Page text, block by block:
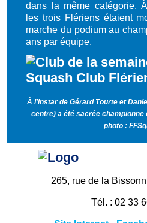
dans la même catégorie.
les trois Flériens étaient
marche du podium au
ans par équipe.
À l'instar de Gérard Tourte et
centre) a été sacrée
photo :
265, rue de la
Tél. : 02 33